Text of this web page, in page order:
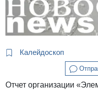
Калейдоскоп
Отчет организации